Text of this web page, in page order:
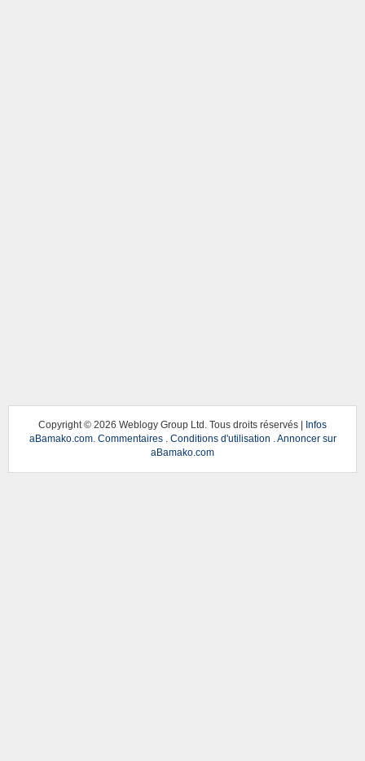
Copyright © 2026 Weblogy Group Ltd. Tous droits réservés |
Infos
aBamako.com. Commentaires. Conditions d'utilisation .Annoncer sur
aBamako.com